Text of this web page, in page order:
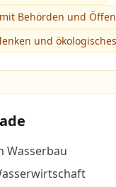
Behörden und
und
Wasserbau